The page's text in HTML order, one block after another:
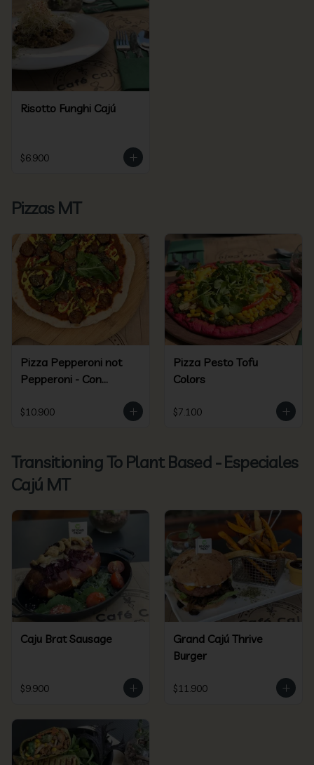
Risotto Funghi Cajú
$6.900
Pizzas MT
Pizza Pepperoni not
Pepperoni - Con
$10.900
Pizza Pesto Tofu
Colors
$7.100
Transitioning To Plant Based - Especiales
Cajú MT
Caju Brat Sausage
$9.900
Grand Cajú Thrive
Burger
$11.900